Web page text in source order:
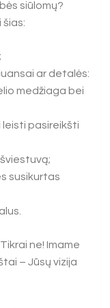
siūlomų?
ar detalės:
medžiaga bei
leisti pasireikšti
susikurtas
ne! Imame
– Jūsų vizija